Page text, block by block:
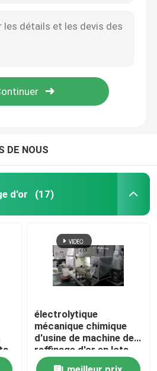
DE NOUS
d'or (17)
électrolytique
mécanique chimique
d'usine de machine de
raffinage d'or en lots
50-60kg/